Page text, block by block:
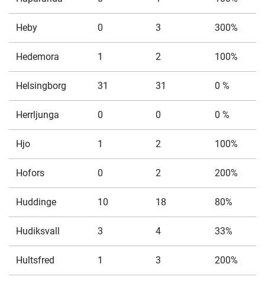
Heby 0 3 300%
Hedemora 1 2 100%
Helsingborg 31 31 0 %
Herrljunga 0 0 0 %
Hjo 1 2 100%
Hofors 0 2 200%
Huddinge 10 18 80%
Hudiksvall 3 4 33%
Hultsfred 1 3 200%